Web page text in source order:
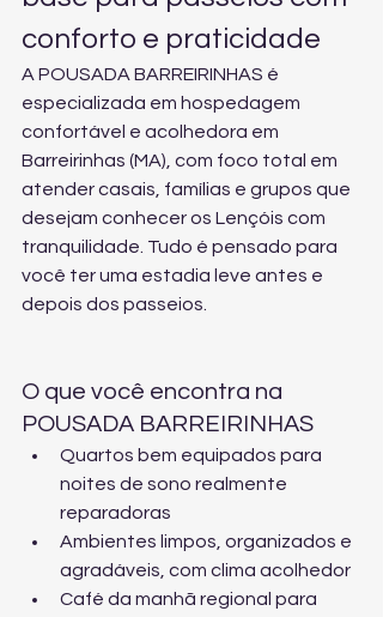
conforto e praticidade
A POUSADA BARREIRINHAS é
especializada em hospedagem
confortável e acolhedora em
Barreirinhas (MA), com foco total em
atender casais, famílias e grupos que
desejam conhecer os Lençóis com
tranquilidade. Tudo é pensado para
você ter uma estadia leve antes e
depois dos passeios.
O que você encontra na
POUSADA BARREIRINHAS
Quartos bem equipados para
noites de sono realmente
reparadoras
Ambientes limpos, organizados e
agradáveis, com clima acolhedor
Café da manhã regional para